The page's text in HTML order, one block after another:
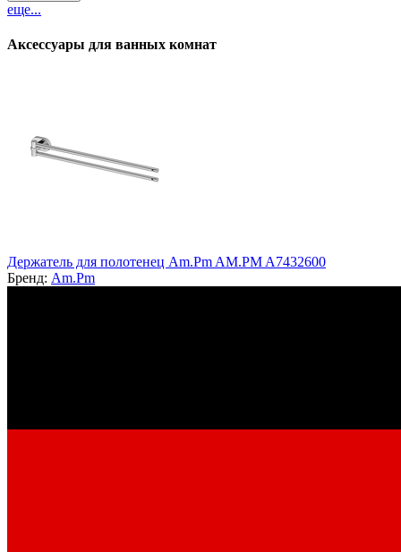
еще...
Аксессуары для ванных комнат
Держатель для полотенец Am.Pm AM.PM A7432600
Бренд: Am.Pm